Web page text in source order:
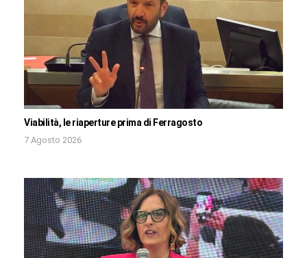
Viabilità, le riaperture prima di Ferragosto
7 Agosto 2026